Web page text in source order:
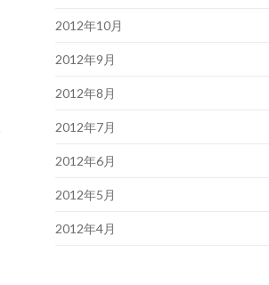
2012年10月
2012年9月
2012年8月
2012年7月
2012年6月
2012年5月
2012年4月